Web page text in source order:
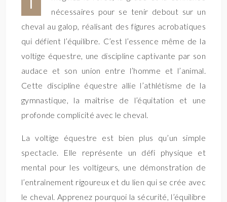
nécessaires pour se tenir debout sur un
cheval au galop, réalisant des figures acrobatiques
qui défient l’équilibre. C’est l’essence même de la
voltige équestre, une discipline captivante par son
audace et son union entre l’homme et l’animal.
Cette discipline équestre allie l’athlétisme de la
gymnastique, la maîtrise de l’équitation et une
profonde complicité avec le cheval.
La voltige équestre est bien plus qu’un simple
spectacle. Elle représente un défi physique et
mental pour les voltigeurs, une démonstration de
l’entraînement rigoureux et du lien qui se crée avec
le cheval. Apprenez pourquoi la sécurité, l’équilibre